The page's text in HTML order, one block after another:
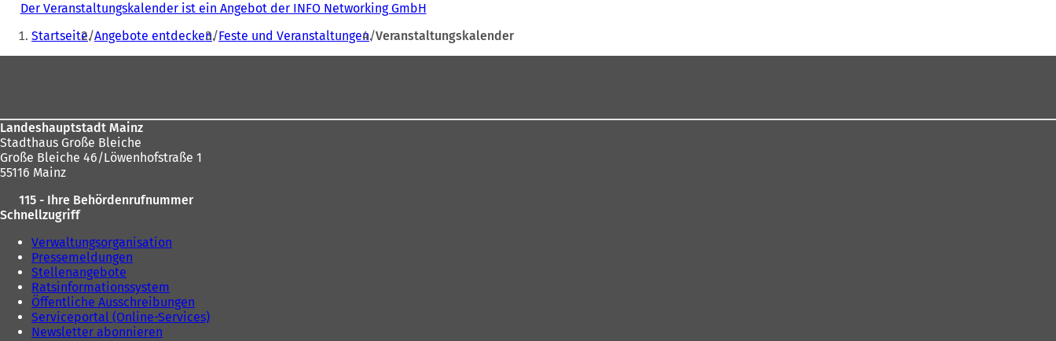
Der Veranstaltungskalender ist ein Angebot der INFO Networking GmbH
Sie
befinden
Startseite Angebote entdecken Feste und Veranstaltungen Veranstaltungskalender
Landeshauptstadt Mainz
Stadthaus Große Bleiche
Große Bleiche 46/Löwenhofstraße 1
55116 Mainz
115 - Ihre Behördenrufnummer
Schnellzugriff
Verwaltungsorganisation
Pressemeldungen
Stellenangebote
Ratsinformationssystem
Öffentliche Ausschreibungen
Serviceportal (Online-Services)
Newsletter abonnieren